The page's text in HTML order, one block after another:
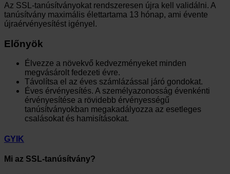
Az SSL-tanúsítványokat rendszeresen újra kell validálni. A
tanúsítvány maximális élettartama 13 hónap, ami évente
újraérvényesítést igényel.
Előnyök
Élvezze a növekvő kedvezményeket minden
megvásárolt fedezeti évre.
Távolítsa el az éves számlázással járó gondokat.
Éves érvényesítés. A személyazonosság évenkénti
érvényesítése a rövidebb érvényességű
tanúsítványokban megakadályozza az esetleges
csalásokat és hamisításokat.
GYIK
Mi az SSL-tanúsítvány?